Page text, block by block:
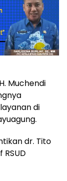
Muchendi
di
dr. Tito